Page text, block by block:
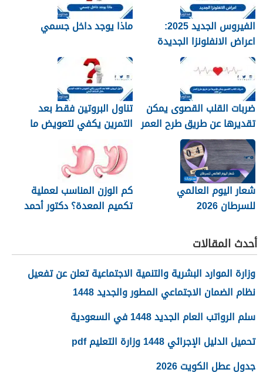
الفيروس الجديد 2025:
اعراض الانفلونزا الجديدة
وطرق العلاج
ماذا يوجد داخل جسمي
ضربات القلب القصوى يمكن
تقديرها عن طريق طرح العمر
من 220
تناول البروتين فقط بعد
التمرين يكفي لتعويض ما
البدني
شعار اليوم العالمي
للسرطان 2026
كم الوزن المناسب لعملية
تكميم المعدة؟ دكتور أحمد
أحدث المقالات
وزارة الموارد البشرية والتنمية الاجتماعية تعلن عن تفعيل
نظام الضمان الاجتماعي المطور والجديد 1448
سلم الرواتب العام الجديد 1448 في السعودية
تحميل الدليل الإجرائي 1448 وزارة التعليم pdf
جدول عطل الكويت 2026